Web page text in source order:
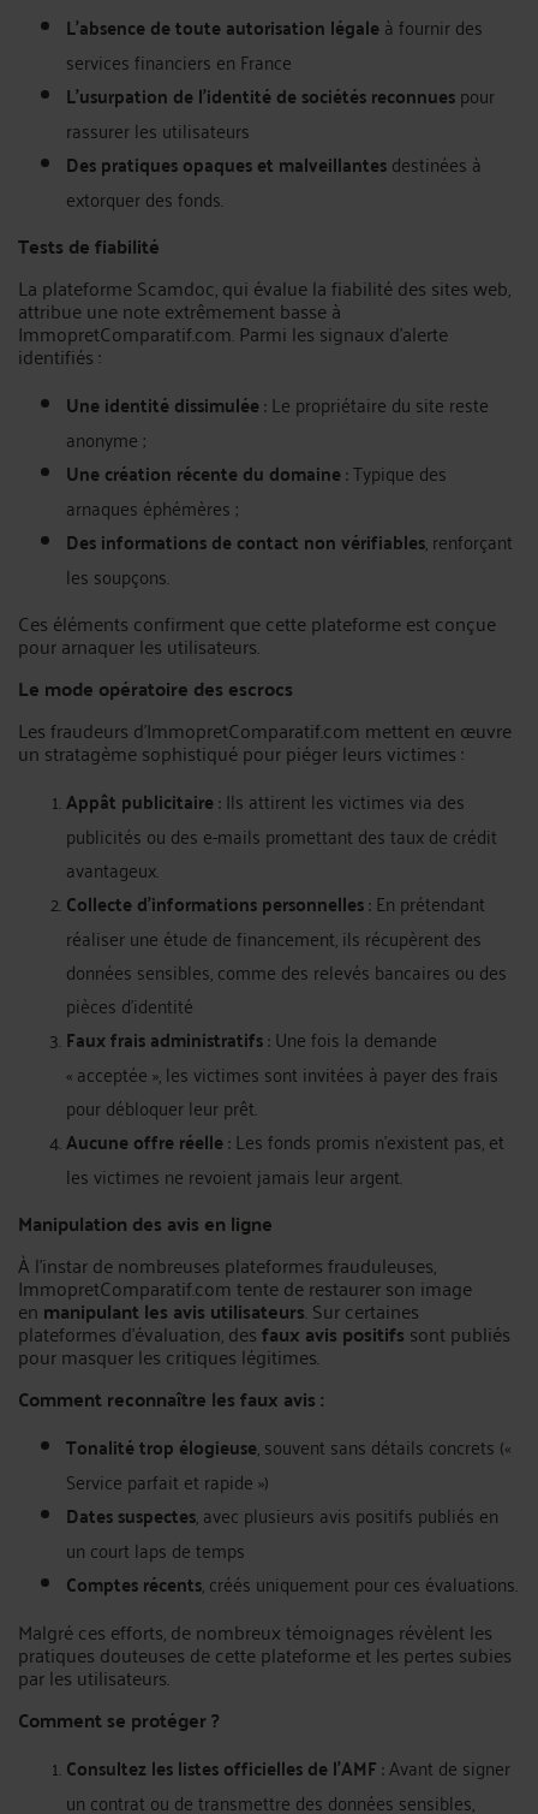
L’absence de toute autorisation légaleà fournir des
services financiers en France
L’usurpation de l’identité de sociétés reconnuespour
rassurer les utilisateurs
Des pratiques opaques et malveillantesdestinées à
extorquer des fonds.
Tests de fiabilité
La plateforme Scamdoc, qui évalue la fiabilité des sites web,
attribue une note extrêmement basse à
ImmopretComparatif.com. Parmi les signaux d’alerte
identifiés :
Une identité dissimulée: Le propriétaire du site reste
anonyme ;
Une création récente du domaine: Typique des
arnaques éphémères ;
Des informations de contact non vérifiables, renforçant
les soupçons.
Ces éléments confirment que cette plateforme est conçue
pour arnaquer les utilisateurs.
Le mode opératoire des escrocs
Les fraudeurs d’ImmopretComparatif.com mettent en œuvre
un stratagème sophistiqué pour piéger leurs victimes :
Appât publicitaire: Ils attirent les victimes via des
publicités ou des e-mails promettant des taux de crédit
avantageux.
Collecte d’informations personnelles: En prétendant
réaliser une étude de financement, ils récupèrent des
données sensibles, comme des relevés bancaires ou des
pièces d’identité
Faux frais administratifs: Une fois la demande
« acceptée », les victimes sont invitées à payer des frais
pour débloquer leur prêt.
Aucune offre réelle: Les fonds promis n’existent pas, et
les victimes ne revoient jamais leur argent.
Manipulation des avis en ligne
À l’instar de nombreuses plateformes frauduleuses,
ImmopretComparatif.com tente de restaurer son image
en manipulant les avis utilisateurs. Sur certaines
plateformes d’évaluation, desfaux avis positifs sont publiés
pour masquer les critiques légitimes.
Comment reconnaître les faux avis :
Tonalité trop élogieuse, souvent sans détails concrets («
Service parfait et rapide »)
Dates suspectes, avec plusieurs avis positifs publiés en
un court laps de temps
Comptes récents, créés uniquement pour ces évaluations.
Malgré ces efforts, de nombreux témoignages révèlent les
pratiques douteuses de cette plateforme et les pertes subies
par les utilisateurs.
Comment se protéger ?
Consultez les listes officielles de l’AMF: Avant de signer
un contrat ou de transmettre des données sensibles,